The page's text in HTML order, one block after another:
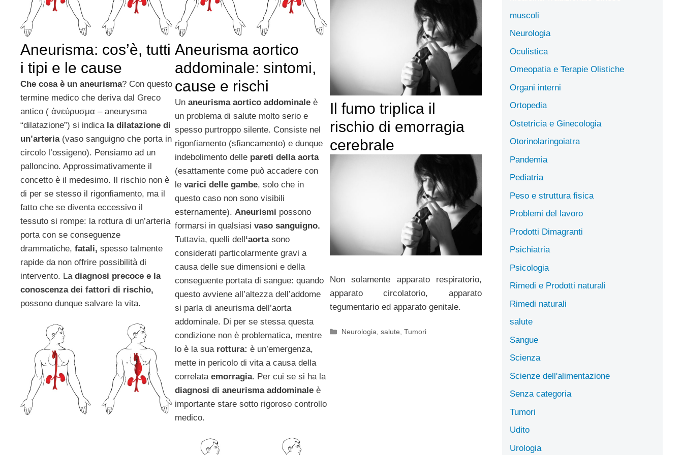
Aneurisma: cos’è, tutti
i tipi e le cause
Che cosa è un aneurisma? Con questo
termine medico che deriva dal Greco
antico ( ἀνεύρυσμα – aneurysma
“dilatazione”) si indica la dilatazione di
un’arteria(vaso sanguigno che porta in
circolo l’ossigeno). Pensiamo ad un
palloncino. Approssimativamente il
concetto è il medesimo. Il rischio non è
di per se stesso il rigonfiamento, ma il
fatto che se diventa eccessivo il
tessuto si rompe: la rottura di un’arteria
porta con se conseguenze
drammatiche, fatali, spesso talmente
rapide da non offrire possibilità di
intervento. La diagnosi precoce e la
conoscenza dei fattori di rischio,
possono dunque salvare la vita.
Aneurisma aortico
addominale: sintomi,
cause e rischi
Unaneurisma aortico addominale è
un problema di salute molto serio e
spesso purtroppo silente. Consiste nel
rigonfiamento (sfiancamento) e dunque
indebolimento delle pareti della aorta
(esattamente come può accadere con
levarici delle gambe, solo che in
questo caso non sono visibili
esternamente).Aneurismi possono
formarsi in qualsiasivaso sanguigno.
Tuttavia, quelli dell‘aortasono
considerati particolarmente gravi a
causa delle sue dimensioni e della
conseguente portata di sangue: quando
questo avviene all’altezza dell’addome
si parla di aneurisma dell’aorta
addominale. Di per se stessa questa
condizione non è problematica, mentre
lo è la suarottura: è un’emergenza,
mette in pericolo di vita a causa della
correlataemorragia. Per cui se si ha la
diagnosi di aneurisma addominale è
importante stare sotto rigoroso controllo
medico.
Il fumo triplica il
rischio di emorragia
cerebrale
Non solamente apparato respiratorio,
apparato circolatorio, apparato
tegumentario ed apparato genitale.
Categorie
Neurologia, salute, Tumori
muscoli
Neurologia
Oculistica
Omeopatia e Terapie Olistiche
Organi interni
Ortopedia
Ostetricia e Ginecologia
Otorinolaringoiatra
Pandemia
Pediatria
Peso e struttura fisica
Problemi del lavoro
Prodotti Dimagranti
Psichiatria
Psicologia
Rimedi e Prodotti naturali
Rimedi naturali
salute
Sangue
Scienza
Scienze dell'alimentazione
Senza categoria
Tumori
Udito
Urologia